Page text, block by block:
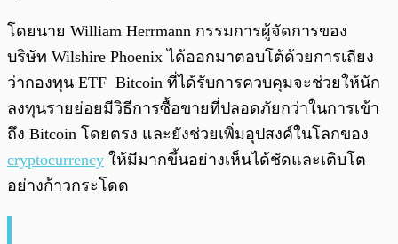
โดยนาย William Herrmann กรรมการผู้จัดการของ
บริษัท Wilshire Phoenix ได้ออกมาตอบโต้ด้วยการเถียง
ว่ากองทุน ETF Bitcoin ที่ได้รับการควบคุมจะช่วยให้นัก
ลงทุนรายย่อยมีวิธีการซื้อขายที่ปลอดภัยกว่าในการเข้า
ถึง Bitcoin โดยตรง และยังช่วยเพิ่มอุปสงค์ในโลกของ
cryptocurrency ให้มีมากขึ้นอย่างเห็นได้ชัดและเติบโต
อย่างก้าวกระโดด